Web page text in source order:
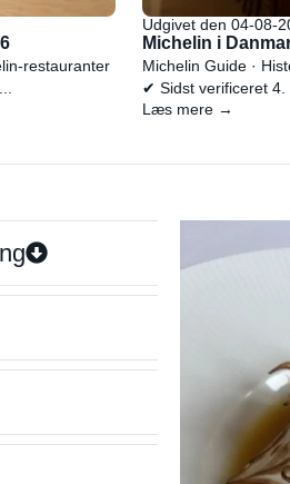
restauranter
Udgivet den 04-08-
Michelin i
Michelin Guide ·
✔ Sidst verificeret 4.
Læs mere →